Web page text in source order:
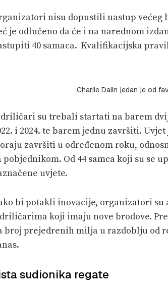
nisu dopustili nastup
je odlučeno da će i na narednom
40 samaca. Kvalifikacijska
Charlie Dalin jedan je od
su trebali startati na barem
i 2024. te barem jednu završiti.
završiti u određenom roku,
pobjednikom. Od 44 samca koji su se
uvjete.
bi potakli inovacije, organizatori
koji imaju nove brodove.
broj prejedrenih milja u razdoblju od
sudionika regate